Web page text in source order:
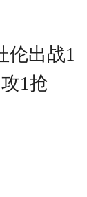
伦出战1
1抢